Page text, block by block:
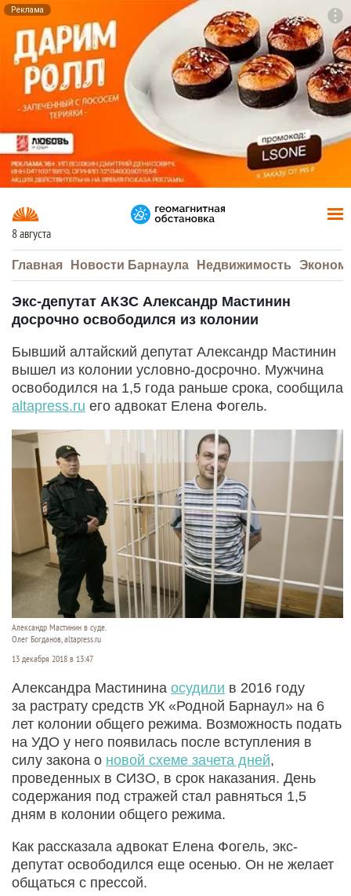
Реклама
8 августа
Главная Новости Барнаула Недвижимость
Экс-депутат АКЗС Александр Мастинин
досрочно освободился из колонии
Бывший алтайский депутат Александр Мастинин
вышел из колонии условно-досрочно. Мужчина
освободился на 1,5 года раньше срока, сообщила
altapress.ru его адвокат Елена Фогель.
Александр Мастинин в суде.
Олег Богданов, altapress.ru
13 декабря 2018 в 13:47
Александра Мастинина осудили в 2016 году
за растрату средств УК «Родной Барнаул» на 6
лет колонии общего режима. Возможность подать
на УДО у него появилась после вступления в
силу закона о новой схеме зачета дней,
проведенных в СИЗО, в срок наказания. День
содержания под стражей стал равняться 1,5
дням в колонии общего режима.
Как рассказала адвокат Елена Фогель, экс-
депутат освободился еще осенью. Он не желает
общаться с прессой.